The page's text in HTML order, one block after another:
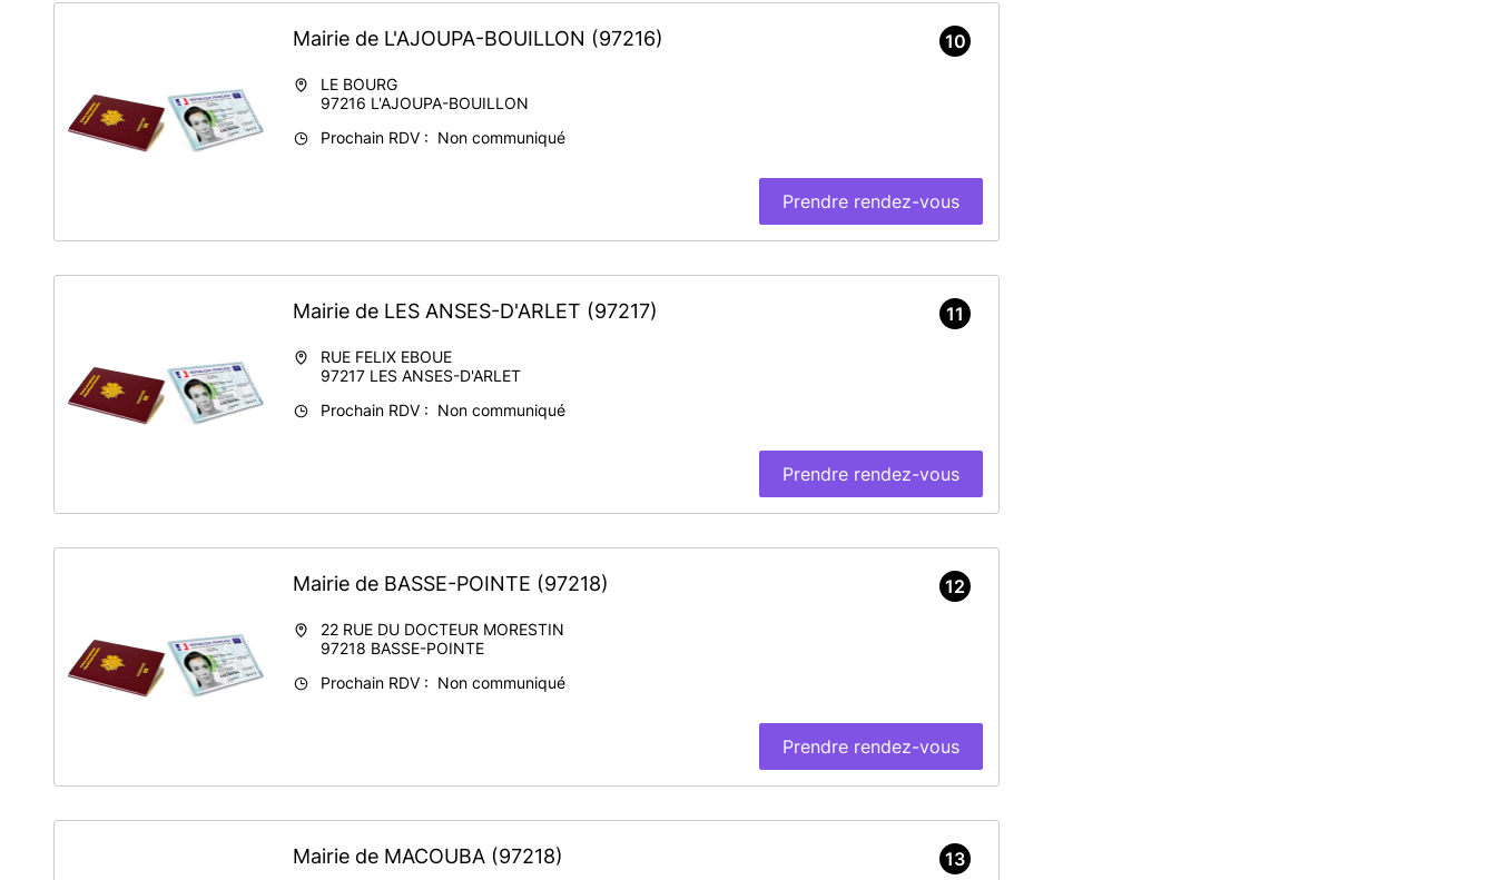
Mairie de L'AJOUPA-BOUILLON (97216)
LE BOURG
97216 L'AJOUPA-BOUILLON
Prochain RDV : Non communiqué
Prendre rendez-vous
10
Mairie de LES ANSES-D'ARLET (97217)
RUE FELIX EBOUE
97217 LES ANSES-D'ARLET
Prochain RDV : Non communiqué
Prendre rendez-vous
11
Mairie de BASSE-POINTE (97218)
22 RUE DU DOCTEUR MORESTIN
97218 BASSE-POINTE
Prochain RDV : Non communiqué
Prendre rendez-vous
12
Mairie de MACOUBA (97218) 13